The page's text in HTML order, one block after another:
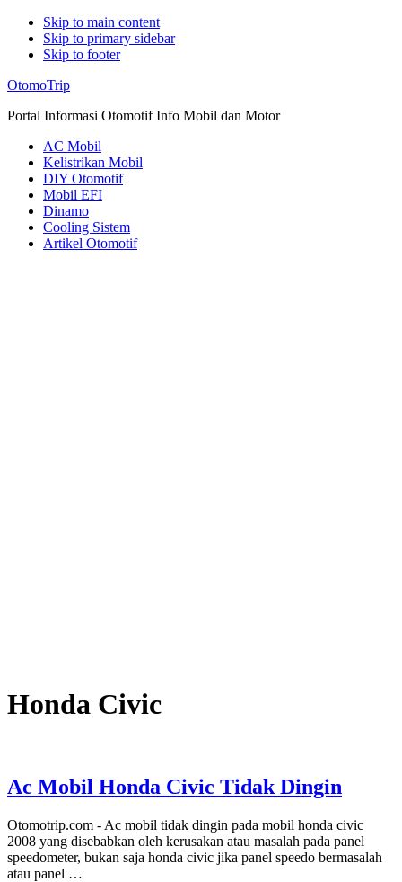
Skip to main content
Skip to primary sidebar
Skip to footer
Additional
menu
OtomoTrip
Portal Informasi Otomotif Info Mobil dan Motor
AC Mobil
Kelistrikan Mobil
DIY Otomotif
Mobil EFI
Dinamo
Cooling Sistem
Artikel Otomotif
Honda Civic
Ac Mobil Honda Civic Tidak Dingin
Otomotrip.com - Ac mobil tidak dingin pada mobil honda civic
2008 yang disebabkan oleh kerusakan atau masalah pada panel
speedometer, bukan saja honda civic jika panel speedo bermasalah
atau panel …